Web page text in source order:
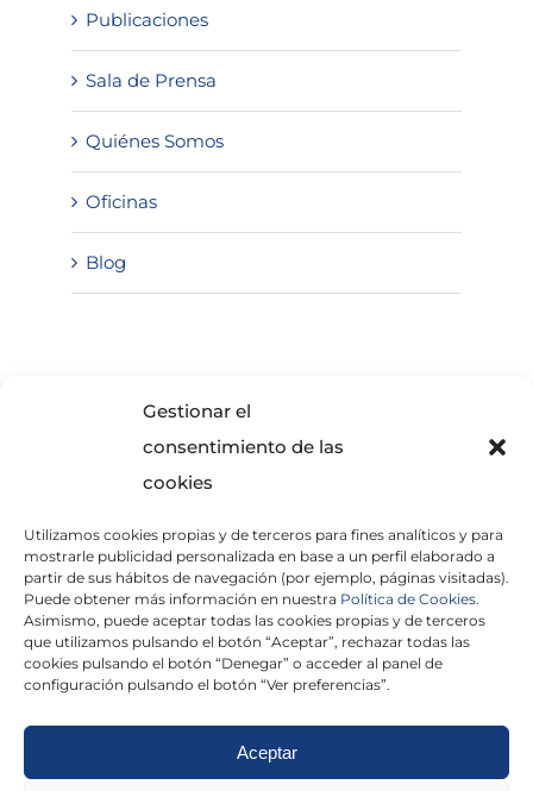
Gestionar el
consentimiento de las
cookies
Utilizamos cookies propias y de terceros para fines analíticos y para
mostrarle publicidad personalizada en base a un perfil elaborado a
partir de sus hábitos de navegación (por ejemplo, páginas visitadas).
Puede obtener más información en nuestra Política de Cookies.
Asimismo, puede aceptar todas las cookies propias y de terceros
que utilizamos pulsando el botón “Aceptar”, rechazar todas las
cookies pulsando el botón “Denegar” o acceder al panel de
configuración pulsando el botón “Ver preferencias”.
Aceptar
Publicaciones
Sala de Prensa
Quiénes Somos
Oficinas
Blog
He leído y acepto laPolítica de Privacidad